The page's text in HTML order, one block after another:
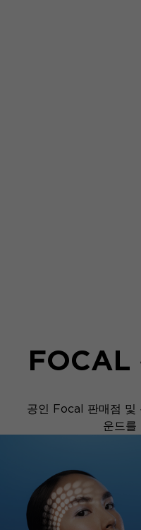
FOCAL
공인 Focal 판매점 및
운드를